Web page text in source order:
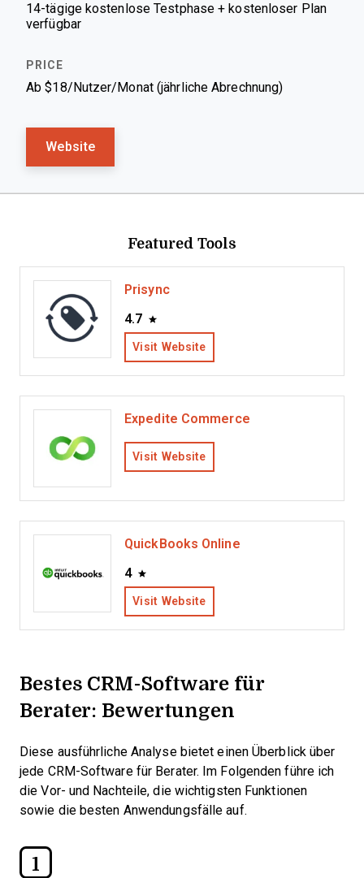
14-tägige kostenlose Testphase + kostenloser Plan
verfügbar
Ab $18/Nutzer/Monat (jährliche Abrechnung)
Website
Featured Tools
Prisync
4.7
Visit Website
Expedite Commerce
Visit Website
QuickBooks Online
4
Visit Website
Bestes CRM-Software für
Berater: Bewertungen
Diese ausführliche Analyse bietet einen Überblick über
jede CRM-Software für Berater. Im Folgenden führe ich
die Vor- und Nachteile, die wichtigsten Funktionen
sowie die besten Anwendungsfälle auf.
1